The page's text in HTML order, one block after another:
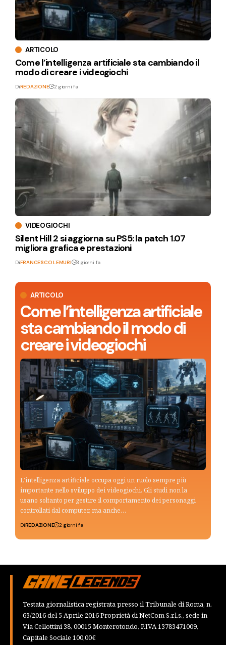
ARTICOLO
Come l’intelligenza artificiale
sta cambiando il modo di
creare i videogiochi
L'intelligenza artificiale occupa oggi un ruolo sempre più
importante nello sviluppo dei videogiochi. Gli studi non la
usano soltanto per gestire il comportamento dei personaggi
controllati dal computer, ma anche…
DiREDAZIONE 2 giorni fa
ARTICOLO
Come l’intelligenza artificiale sta cambiando il
modo di creare i videogiochi
DiREDAZIONE 2 giorni fa
VIDEOGIOCHI
Silent Hill 2 si aggiorna su PS5: la patch 1.07
migliora grafica e prestazioni
DiFRANCESCO LEMURI 3 giorni fa
Testata giornalistica registrata presso il Tribunale di Roma, n.
63/2016 del 5 Aprile 2016 Proprietà di NetCom S.r.l.s., sede in
Via Cellottini 38, 00015 Monterotondo, P.IVA 13783471009,
Capitale Sociale 100,00€